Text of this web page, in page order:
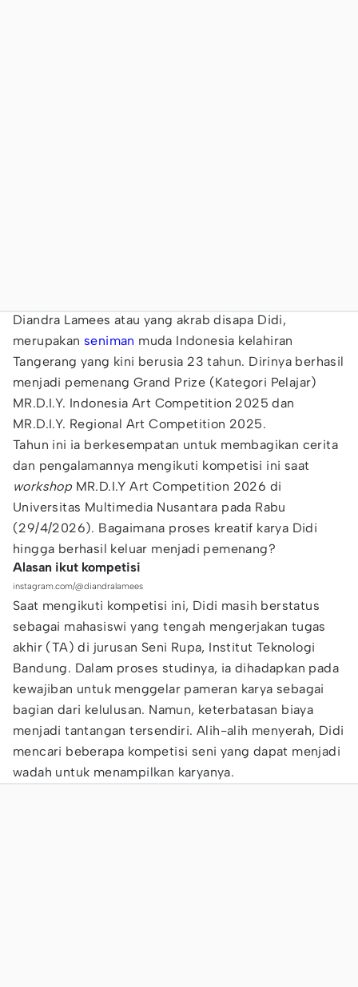
Diandra Lamees atau yang akrab disapa Didi,
merupakan seniman muda Indonesia kelahiran
Tangerang yang kini berusia 23 tahun. Dirinya berhasil
menjadi pemenang Grand Prize (Kategori Pelajar)
MR.D.I.Y. Indonesia Art Competition 2025 dan
MR.D.I.Y. Regional Art Competition 2025.
Tahun ini ia berkesempatan untuk membagikan cerita
dan pengalamannya mengikuti kompetisi ini saat
workshop MR.D.I.Y Art Competition 2026 di
Universitas Multimedia Nusantara pada Rabu
(29/4/2026). Bagaimana proses kreatif karya Didi
hingga berhasil keluar menjadi pemenang?
Alasan ikut kompetisi
instagram.com/@diandralamees
Saat mengikuti kompetisi ini, Didi masih berstatus
sebagai mahasiswi yang tengah mengerjakan tugas
akhir (TA) di jurusan Seni Rupa, Institut Teknologi
Bandung. Dalam proses studinya, ia dihadapkan pada
kewajiban untuk menggelar pameran karya sebagai
bagian dari kelulusan. Namun, keterbatasan biaya
menjadi tantangan tersendiri. Alih-alih menyerah, Didi
mencari beberapa kompetisi seni yang dapat menjadi
wadah untuk menampilkan karyanya.